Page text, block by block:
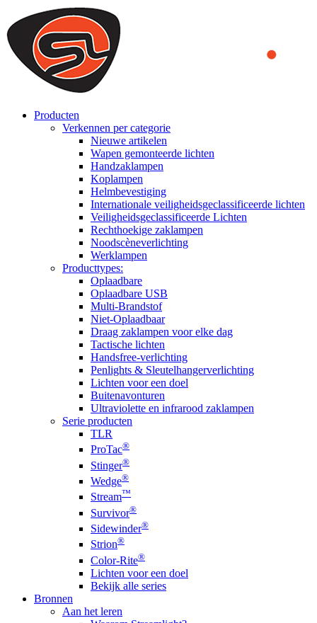
We use cookies to ensure that we provide you the best experience
on our website. By continuing to browse this website, you accept
that cookies are used to help us analyze how the website is used and
to offer you a better experience. To learn more or to find out how
you can disable cookies, you can access our
Producten
Verkennen per categorie
Nieuwe artikelen
Wapen gemonteerde lichten
Handzaklampen
Koplampen
Helmbevestiging
Internationale veiligheidsgeclassificeerde lichten
Veiligheidsgeclassificeerde Lichten
Rechthoekige zaklampen
Noodscèneverlichting
Werklampen
Producttypes:
Oplaadbare
Oplaadbare USB
Multi-Brandstof
Niet-Oplaadbaar
Draag zaklampen voor elke dag
Tactische lichten
Handsfree-verlichting
Penlights & Sleutelhangerverlichting
Lichten voor een doel
Buitenavonturen
Ultraviolette en infrarood zaklampen
Serie producten
TLR
ProTac®
Stinger®
Wedge®
Stream™
Survivor®
Sidewinder®
Strion®
Color-Rite®
Lichten voor een doel
Bekijk alle series
Bronnen
Aan het leren